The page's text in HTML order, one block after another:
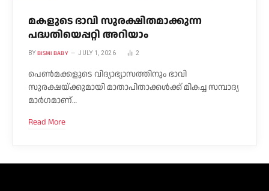
മകളുടെ ഭാവി സുരക്ഷിതമാക്കുന്ന
പദ്ധതിയെപ്പറ്റി അറിയാം
BY BISMI BABY JULY 1, 2026 2
പെൺമക്കളുടെ വിദ്യാഭ്യാസത്തിനും ഭാവി
സുരക്ഷയ്ക്കുമായി മാതാപിതാക്കൾക്ക് മികച്ച സമ്പാദ്യ
മാർഗമാണ്…
Read More